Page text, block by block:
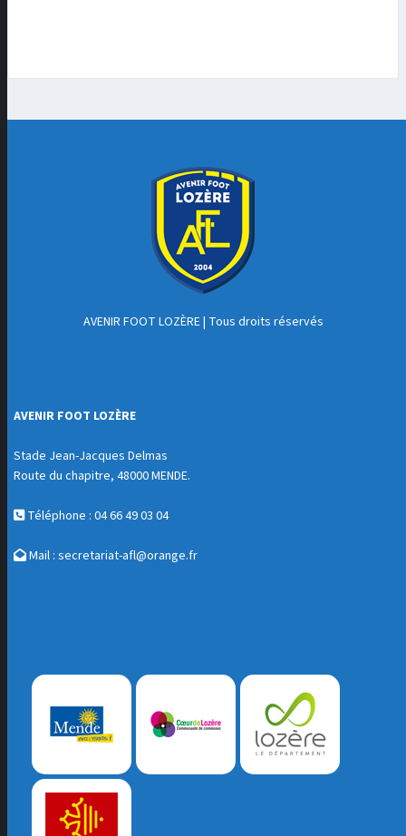
AVENIR FOOT LOZÈRE| Tous droits réservés
AVENIR FOOT LOZÈRE
Stade Jean-Jacques Delmas
Route du chapitre, 48000 MENDE.
Téléphone : 04 66 49 03 04
Mail : secretariat-afl@orange.fr